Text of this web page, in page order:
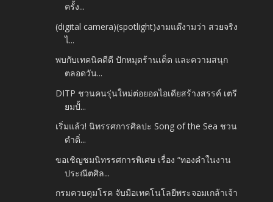
ครั้ง...
(digital camera)(spotlight)งามแต๊งามว่า สวยจริง
ไ...
พบกับเทคนิคดีดี ปักหมุดร้านเด็ด และความสนุก
ตลอดวัน...
DITP ชวนคนรุ่นใหม่ต่อยอดไอเดียสร้างสรรค์ เตรี
ยมปั้...
เริ่มแล้ว! นิทรรศการศิลปะ Song of the Sea ชวน
ดำดิ่...
ขอเชิญชมนิทรรศการพิเศษ เรื่อง “ทองคำในงาน
ประณีตศิล...
กรมควบคุมโรค จับมือเทคโนโลยีพระจอมเกล้าเจ้า